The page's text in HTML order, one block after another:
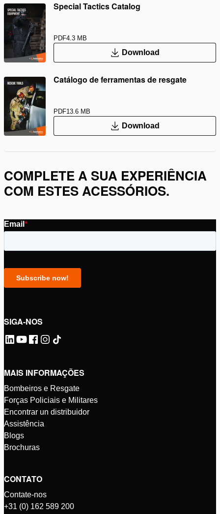
Special Tactics Catalog
PDF4.3 MB
Download
Catálogo de ferramentas de resgate
PDF13.6 MB
Download
COMPLETE A SUA EXPERIÊNCIA
COM ESTES ACESSÓRIOS.
SIGA-NOS
MAIS INFORMAÇÕES
Bombeiros e Resgate
Forças Policiais e Militares
Encontrar un distribuidor
Assistência
Blogs
Brochuras
CONTATO
Contate-nos
+31 (0) 162 589 200